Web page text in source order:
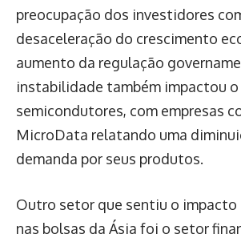
preocupação dos investidores
desaceleração do crescimento
aumento da regulação
instabilidade também impactou
semicondutores, com empresas
MicroData relatando uma
demanda por seus produtos.
Outro setor que sentiu o impacto
nas bolsas da Ásia foi o setor